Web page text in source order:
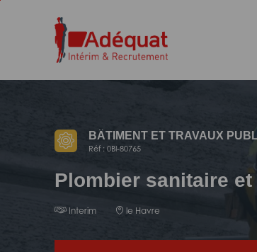
navigation
BÂTIMENT ET TRAVAUX
Réf : 0BI-80765
Plombier sanitaire
Interim le Havre